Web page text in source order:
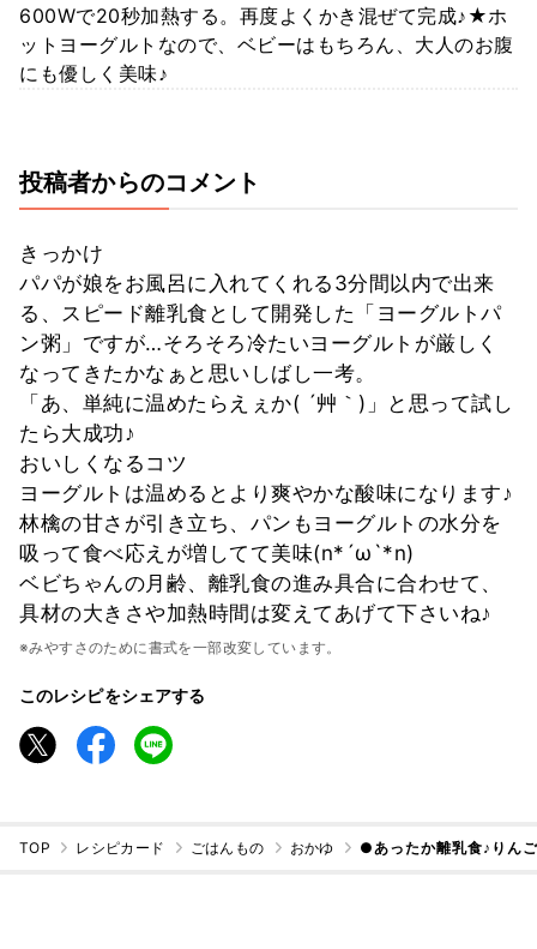
600Wで20秒加熱する。再度よくかき混ぜて完成♪★ホ
ットヨーグルトなので、ベビーはもちろん、大人のお腹
にも優しく美味♪
投稿者からのコメント
きっかけ
パパが娘をお風呂に入れてくれる3分間以内で出来
る、スピード離乳食として開発した「ヨーグルトパ
ン粥」ですが…そろそろ冷たいヨーグルトが厳しく
なってきたかなぁと思いしばし一考。
「あ、単純に温めたらえぇか( ´艸｀)」と思って試し
たら大成功♪
おいしくなるコツ
ヨーグルトは温めるとより爽やかな酸味になります♪
林檎の甘さが引き立ち、パンもヨーグルトの水分を
吸って食べ応えが増してて美味(n*´ω`*n)
ベビちゃんの月齢、離乳食の進み具合に合わせて、
具材の大きさや加熱時間は変えてあげて下さいね♪
※みやすさのために書式を一部改変しています。
このレシピをシェアする
TOP レシピカード ごはんもの おかゆ ●あったか離乳食♪りん